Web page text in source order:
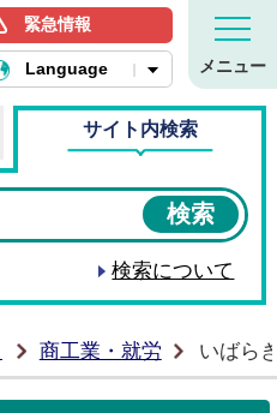
筑西市ホームページ
緊急情報
Language メニュー
サイト内検索
検索について
商工業・就労 いばら